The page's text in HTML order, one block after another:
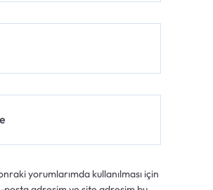
yorumlarımda kullanılması için